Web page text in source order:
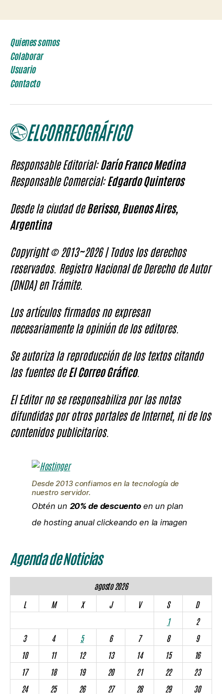
Quienes somos
Colaborar
Usuario
Contacto
Responsable Editorial:Darío Franco Medina
Responsable Comercial:Edgardo Quinteros
Desde la ciudad deBerisso, Buenos Aires,
Argentina
Copyright © 2013~2026 | Todos los derechos
reservados. Registro Nacional de Derecho de Autor
(DNDA) en Trámite.
Los artículos firmados no expresan
necesariamente la opinión de los editores.
Se autoriza la reproducción de los textos citando
las fuentes deEl Correo Gráfico.
El Editor no se responsabiliza por las notas
difundidas por otros portales de Internet, ni de los
contenidos publicitarios.
Desde 2013 confiamos en la tecnología de
nuestro servidor.
Obtén un 20% de descuentoen un plan
de hosting anual clickeando en la imagen
Agenda de Noticias
agosto 2026
L
M X J V S
D
1
2
3
4 5 6 7 8
9
10
11 12 13 14 15
16
17
18 19 20 21 22
23
24
25 26 27 28 29
30